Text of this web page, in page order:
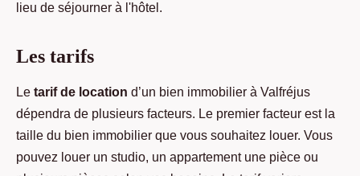
lieu de séjourner à l'hôtel.
Les tarifs
Le tarif de location d’un bien immobilier à Valfréjus
dépendra de plusieurs facteurs. Le premier facteur est la
taille du bien immobilier que vous souhaitez louer. Vous
pouvez louer un studio, un appartement une pièce ou